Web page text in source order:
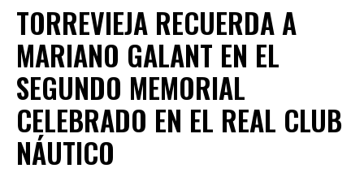
TORREVIEJA RECUERDA A
MARIANO GALANT EN EL
SEGUNDO MEMORIAL
CELEBRADO EN EL REAL CLUB
NÁUTICO